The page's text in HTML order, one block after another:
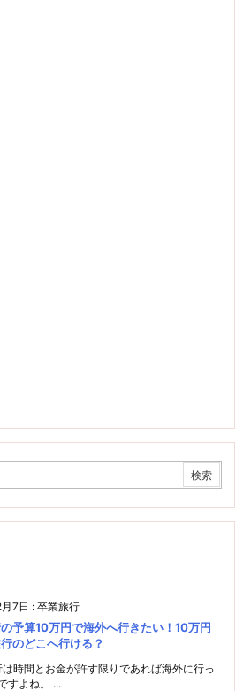
7日 : 卒業旅行
予算10万円で海外へ行きたい！10万円
のどこへ行ける？
時間とお金が許す限りであれば海外に行っ
すよね。 ...